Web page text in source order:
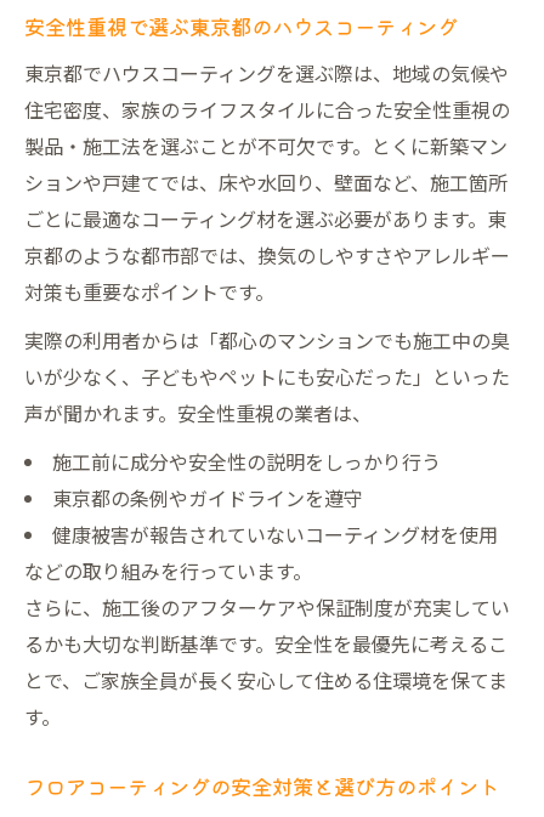
安全性重視で選ぶ東京都のハウスコーティング
東京都でハウスコーティングを選ぶ際は、地域の気候や
住宅密度、家族のライフスタイルに合った安全性重視の
製品・施工法を選ぶことが不可欠です。とくに新築マン
ションや戸建てでは、床や水回り、壁面など、施工箇所
ごとに最適なコーティング材を選ぶ必要があります。東
京都のような都市部では、換気のしやすさやアレルギー
対策も重要なポイントです。
実際の利用者からは「都心のマンションでも施工中の臭
いが少なく、子どもやペットにも安心だった」といった
声が聞かれます。安全性重視の業者は、
施工前に成分や安全性の説明をしっかり行う
東京都の条例やガイドラインを遵守
健康被害が報告されていないコーティング材を使用
などの取り組みを行っています。
さらに、施工後のアフターケアや保証制度が充実してい
るかも大切な判断基準です。安全性を最優先に考えるこ
とで、ご家族全員が長く安心して住める住環境を保てま
す。
フロアコーティングの安全対策と選び方のポイント